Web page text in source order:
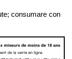
consumare con